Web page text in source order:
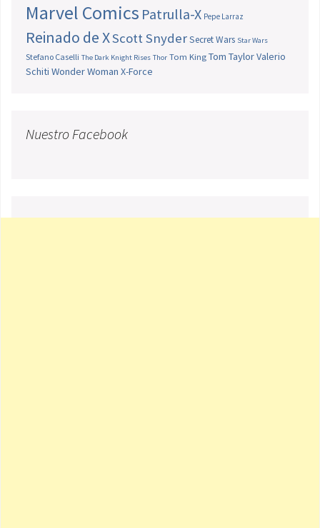
Marvel Comics Patrulla-X Pepe Larraz
Reinado de XScott SnyderSecret Wars Star Wars
Stefano Caselli The Dark Knight Rises Thor Tom King Tom TaylorValerio
Schiti Wonder Woman X-Force
Nuestro Facebook